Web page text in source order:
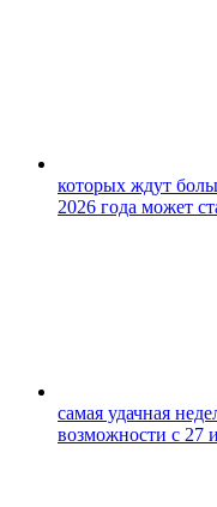
которых ждут
2026 года может
самая удачная
возможности с 27